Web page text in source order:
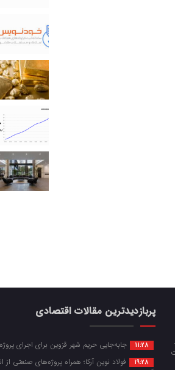
پربازدیدترین مقالات اقتصادی
11:28 جابه‌جایی حریم شهر قزوین برای اجرای
19:28
فولاد نوین آرکا؛ همراه پروژه‌های صنعتی از